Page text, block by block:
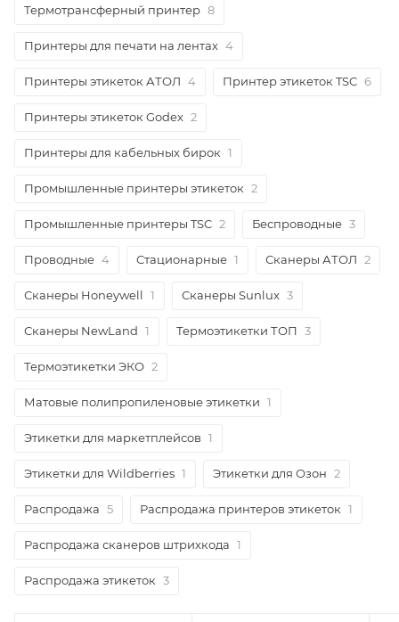
Термотрансферный принтер 8
Принтеры для печати на лентах 4
Принтеры этикеток АТОЛ 4 Принтер этикеток TSC 6
Принтеры этикеток Godex 2
Принтеры для кабельных бирок 1
Промышленные принтеры этикеток 2
Промышленные принтеры TSC 2 Беспроводные 3
Проводные 4 Стационарные 1 Сканеры АТОЛ 2
Сканеры Honeywell 1 Сканеры Sunlux 3
Сканеры NewLand 1 Термоэтикетки ТОП 3
Термоэтикетки ЭКО 2
Матовые полипропиленовые этикетки 1
Этикетки для маркетплейсов 1
Этикетки для Wildberries 1 Этикетки для Озон 2
Распродажа 5 Распродажа принтеров этикеток 1
Распродажа сканеров штрихкода 1
Распродажа этикеток 3